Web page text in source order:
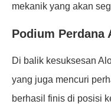
mekanik yang akan
Podium Perdana
Di balik kesuksesan
yang juga mencuri
berhasil finis di posisi